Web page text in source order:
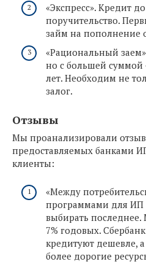
«Экспресс». Кредит
поручительство.
займ на пополнение
«Рациональный
но с большей суммой
лет. Необходим не
залог.
Отзывы
Мы проанализировали
предоставляемых банками
клиенты:
«Между
программами для
выбирать
7% годовых.
кредитуют дешевле,
более дорогие